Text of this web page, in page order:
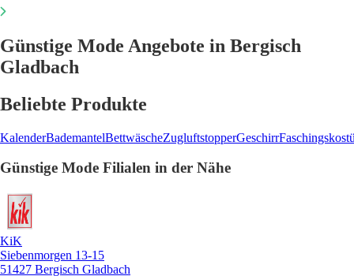
Günstige Mode Angebote in Bergisch
Gladbach
Beliebte Produkte
KalenderBademantelBettwäscheZugluftstopperGeschirr
Günstige Mode Filialen in der Nähe
KiK
Siebenmorgen 13-15
51427 Bergisch Gladbach